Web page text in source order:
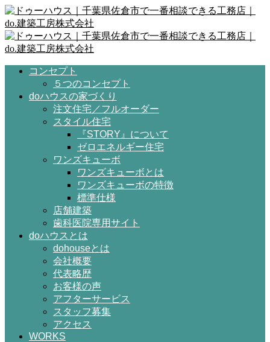
コンセプト
５つのコンセプト
doハウスの家づくり
注文住宅／フルオーダー
スタイル住宅
『STORY』について
ゼロエネルギー住宅
ワンズキューボ
ワンズキューボとは
ワンズキューボの特徴
標準仕様
店舗建築
歯科医院専用サイト
doハウスとは
dohouseとは
会社概要
代表略歴
お客様の声
アフターサービス
スタッフ募集
アクセス
WORKS